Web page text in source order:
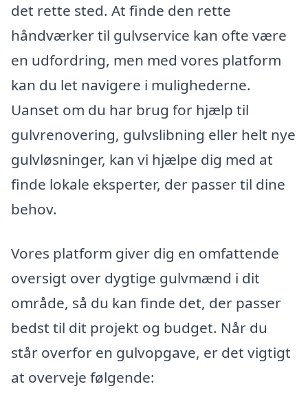
det rette sted. At finde den rette
håndværker til gulvservice kan ofte være
en udfordring, men med vores platform
kan du let navigere i mulighederne.
Uanset om du har brug for hjælp til
gulvrenovering, gulvslibning eller helt nye
gulvløsninger, kan vi hjælpe dig med at
finde lokale eksperter, der passer til dine
behov.
Vores platform giver dig en omfattende
oversigt over dygtige gulvmænd i dit
område, så du kan finde det, der passer
bedst til dit projekt og budget. Når du
står overfor en gulvopgave, er det vigtigt
at overveje følgende: